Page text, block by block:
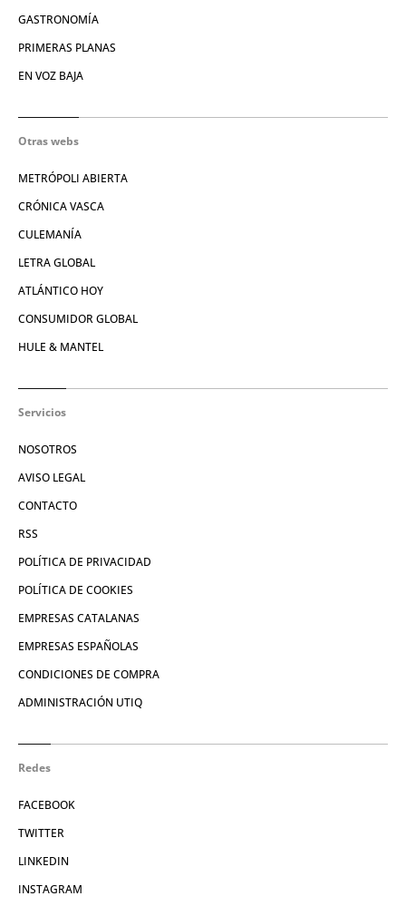
GASTRONOMÍA
PRIMERAS PLANAS
EN VOZ BAJA
Otras webs
METRÓPOLI ABIERTA
CRÓNICA VASCA
CULEMANÍA
LETRA GLOBAL
ATLÁNTICO HOY
CONSUMIDOR GLOBAL
HULE & MANTEL
Servicios
NOSOTROS
AVISO LEGAL
CONTACTO
RSS
POLÍTICA DE PRIVACIDAD
POLÍTICA DE COOKIES
EMPRESAS CATALANAS
EMPRESAS ESPAÑOLAS
CONDICIONES DE COMPRA
ADMINISTRACIÓN UTIQ
Redes
FACEBOOK
TWITTER
LINKEDIN
INSTAGRAM